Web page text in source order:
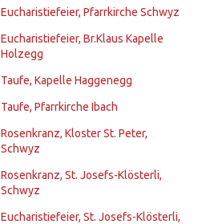
Eucharistiefeier, Pfarrkirche Schwyz
Eucharistiefeier, Br.Klaus Kapelle
Holzegg
Taufe, Kapelle Haggenegg
Taufe, Pfarrkirche Ibach
Rosenkranz, Kloster St. Peter,
Schwyz
Rosenkranz, St. Josefs-Klösterli,
Schwyz
Eucharistiefeier, St. Josefs-Klösterli,